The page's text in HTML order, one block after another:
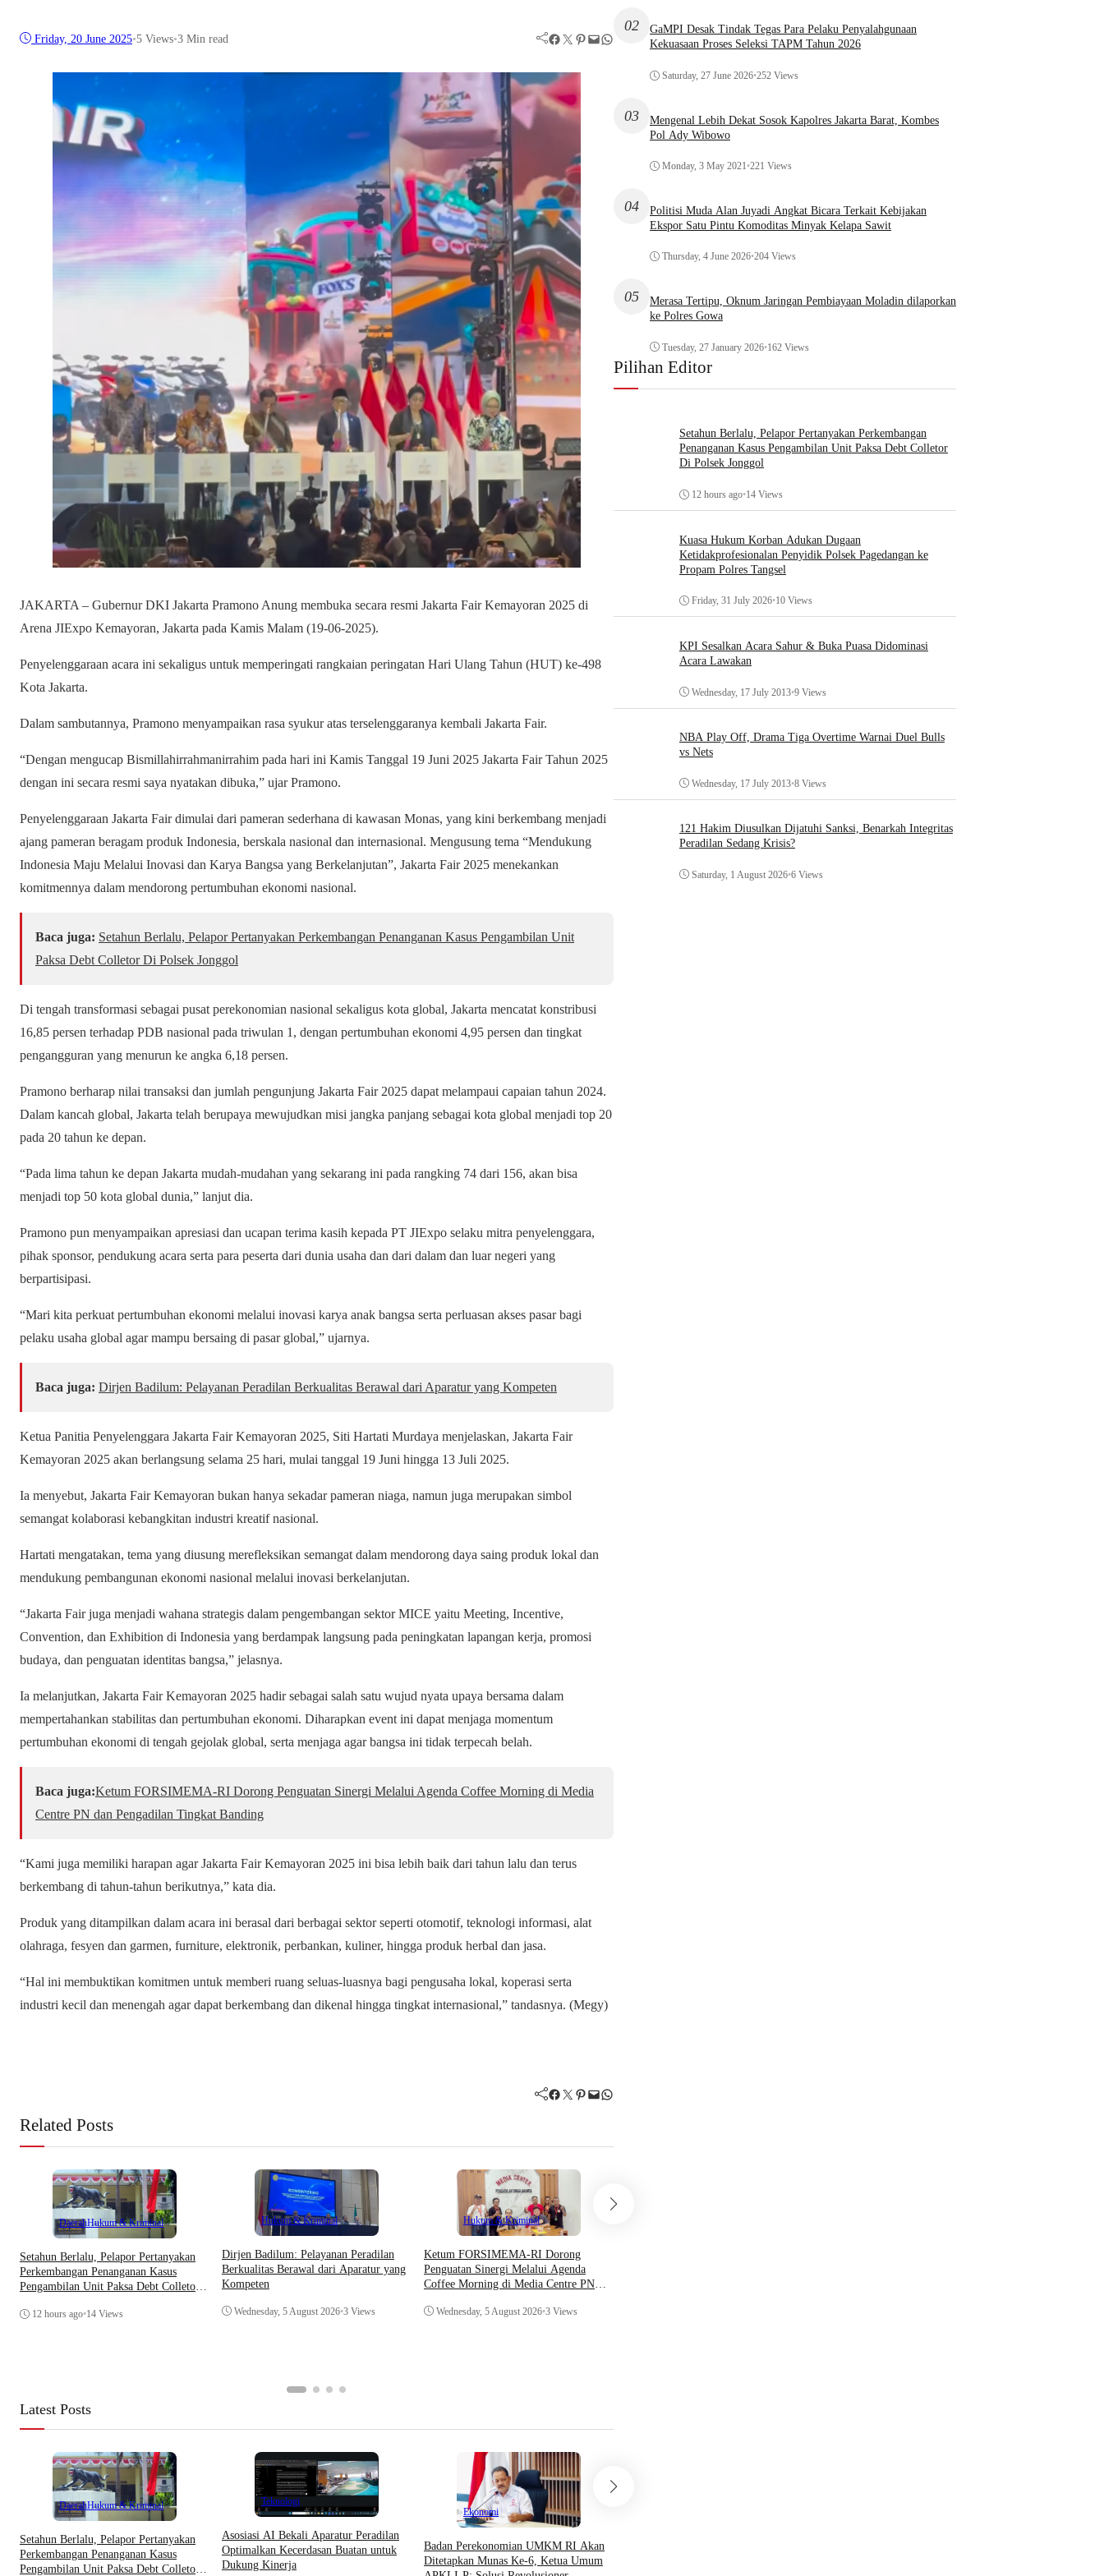
Friday, 20 June 2025•5 Views•3 Min read Facebook Twitter Pinterest Mail WhatsApp
JAKARTA – Gubernur DKI Jakarta Pramono Anung membuka secara resmi Jakarta Fair Kemayoran 2025 di
Arena JIExpo Kemayoran, Jakarta pada Kamis Malam (19-06-2025).
Penyelenggaraan acara ini sekaligus untuk memperingati rangkaian peringatan Hari Ulang Tahun (HUT) ke-498
Kota Jakarta.
Dalam sambutannya, Pramono menyampaikan rasa syukur atas terselenggaranya kembali Jakarta Fair.
“Dengan mengucap Bismillahirrahmanirrahim pada hari ini Kamis Tanggal 19 Juni 2025 Jakarta Fair Tahun 2025
dengan ini secara resmi saya nyatakan dibuka,” ujar Pramono.
Penyelenggaraan Jakarta Fair dimulai dari pameran sederhana di kawasan Monas, yang kini berkembang menjadi
ajang pameran beragam produk Indonesia, berskala nasional dan internasional. Mengusung tema “Mendukung
Indonesia Maju Melalui Inovasi dan Karya Bangsa yang Berkelanjutan”, Jakarta Fair 2025 menekankan
komitmennya dalam mendorong pertumbuhan ekonomi nasional.
Baca juga: Setahun Berlalu, Pelapor Pertanyakan Perkembangan Penanganan Kasus Pengambilan Unit
Paksa Debt Colletor Di Polsek Jonggol
Di tengah transformasi sebagai pusat perekonomian nasional sekaligus kota global, Jakarta mencatat konstribusi
16,85 persen terhadap PDB nasional pada triwulan 1, dengan pertumbuhan ekonomi 4,95 persen dan tingkat
pengangguran yang menurun ke angka 6,18 persen.
Pramono berharap nilai transaksi dan jumlah pengunjung Jakarta Fair 2025 dapat melampaui capaian tahun 2024.
Dalam kancah global, Jakarta telah berupaya mewujudkan misi jangka panjang sebagai kota global menjadi top 20
pada 20 tahun ke depan.
“Pada lima tahun ke depan Jakarta mudah-mudahan yang sekarang ini pada rangking 74 dari 156, akan bisa
menjadi top 50 kota global dunia,” lanjut dia.
Pramono pun menyampaikan apresiasi dan ucapan terima kasih kepada PT JIExpo selaku mitra penyelenggara,
pihak sponsor, pendukung acara serta para peserta dari dunia usaha dan dari dalam dan luar negeri yang
berpartisipasi.
“Mari kita perkuat pertumbuhan ekonomi melalui inovasi karya anak bangsa serta perluasan akses pasar bagi
pelaku usaha global agar mampu bersaing di pasar global,” ujarnya.
Baca juga: Dirjen Badilum: Pelayanan Peradilan Berkualitas Berawal dari Aparatur yang Kompeten
Ketua Panitia Penyelenggara Jakarta Fair Kemayoran 2025, Siti Hartati Murdaya menjelaskan, Jakarta Fair
Kemayoran 2025 akan berlangsung selama 25 hari, mulai tanggal 19 Juni hingga 13 Juli 2025.
Ia menyebut, Jakarta Fair Kemayoran bukan hanya sekadar pameran niaga, namun juga merupakan simbol
semangat kolaborasi kebangkitan industri kreatif nasional.
Hartati mengatakan, tema yang diusung merefleksikan semangat dalam mendorong daya saing produk lokal dan
mendukung pembangunan ekonomi nasional melalui inovasi berkelanjutan.
“Jakarta Fair juga menjadi wahana strategis dalam pengembangan sektor MICE yaitu Meeting, Incentive,
Convention, dan Exhibition di Indonesia yang berdampak langsung pada peningkatan lapangan kerja, promosi
budaya, dan penguatan identitas bangsa,” jelasnya.
Ia melanjutkan, Jakarta Fair Kemayoran 2025 hadir sebagai salah satu wujud nyata upaya bersama dalam
mempertahankan stabilitas dan pertumbuhan ekonomi. Diharapkan event ini dapat menjaga momentum
pertumbuhan ekonomi di tengah gejolak global, serta menjaga agar bangsa ini tidak terpecah belah.
Baca juga:​Ketum FORSIMEMA-RI Dorong Penguatan Sinergi Melalui Agenda Coffee Morning di Media
Centre PN dan Pengadilan Tingkat Banding
“Kami juga memiliki harapan agar Jakarta Fair Kemayoran 2025 ini bisa lebih baik dari tahun lalu dan terus
berkembang di tahun-tahun berikutnya,” kata dia.
Produk yang ditampilkan dalam acara ini berasal dari berbagai sektor seperti otomotif, teknologi informasi, alat
olahraga, fesyen dan garmen, furniture, elektronik, perbankan, kuliner, hingga produk herbal dan jasa.
“Hal ini membuktikan komitmen untuk memberi ruang seluas-luasnya bagi pengusaha lokal, koperasi serta
industri kecil dan menengah agar dapat berkembang dan dikenal hingga tingkat internasional,” tandasnya. (Megy)
Facebook Twitter Pinterest Mail WhatsApp
Related Posts
DaerahHukum & Kriminal
Setahun Berlalu, Pelapor Pertanyakan
Perkembangan Penanganan Kasus
Pengambilan Unit Paksa Debt Colletor
12 hours ago•14 Views
Hukum & Kriminal
Dirjen Badilum: Pelayanan Peradilan
Berkualitas Berawal dari Aparatur yang
Kompeten
Wednesday, 5 August 2026•3 Views
Hukum & Kriminal
​Ketum FORSIMEMA-RI Dorong
Penguatan Sinergi Melalui Agenda
Coffee Morning di Media Centre PN
Wednesday, 5 August 2026•3 Views
Latest Posts
DaerahHukum & Kriminal
Setahun Berlalu, Pelapor Pertanyakan
Perkembangan Penanganan Kasus
Pengambilan Unit Paksa Debt Colletor
Teknologi
Asosiasi AI Bekali Aparatur Peradilan
Optimalkan Kecerdasan Buatan untuk
Dukung Kinerja
Ekonomi
Badan Perekonomian UMKM RI Akan
Ditetapkan Munas Ke-6, Ketua Umum
02
GaMPI Desak Tindak Tegas Para Pelaku Penyalahgunaan
Kekuasaan Proses Seleksi TAPM Tahun 2026
Saturday, 27 June 2026•252 Views
03
Mengenal Lebih Dekat Sosok Kapolres Jakarta Barat, Kombes
Pol Ady Wibowo
Monday, 3 May 2021•221 Views
04
Politisi Muda Alan Juyadi Angkat Bicara Terkait Kebijakan
Ekspor Satu Pintu Komoditas Minyak Kelapa Sawit
Thursday, 4 June 2026•204 Views
05
Merasa Tertipu, Oknum Jaringan Pembiayaan Moladin dilaporkan
ke Polres Gowa
Tuesday, 27 January 2026•162 Views
Pilihan Editor
Setahun Berlalu, Pelapor Pertanyakan Perkembangan
Penanganan Kasus Pengambilan Unit Paksa Debt Colletor
Di Polsek Jonggol
12 hours ago•14 Views
Kuasa Hukum Korban Adukan Dugaan
Ketidakprofesionalan Penyidik Polsek Pagedangan ke
Propam Polres Tangsel
Friday, 31 July 2026•10 Views
KPI Sesalkan Acara Sahur & Buka Puasa Didominasi
Acara Lawakan
Wednesday, 17 July 2013•9 Views
NBA Play Off, Drama Tiga Overtime Warnai Duel Bulls
vs Nets
Wednesday, 17 July 2013•8 Views
121 Hakim Diusulkan Dijatuhi Sanksi, Benarkah Integritas
Peradilan Sedang Krisis?
Saturday, 1 August 2026•6 Views